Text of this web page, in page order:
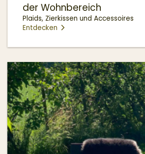
der Wohnbereich
Plaids, Zierkissen und Accessoires
Entdecken